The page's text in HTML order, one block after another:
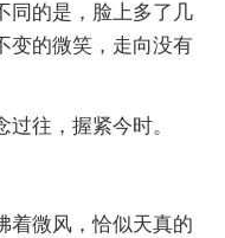
同的是，脸上多了几
变的微笑，走向没有
往，握紧今时。
微风，恰似天真的